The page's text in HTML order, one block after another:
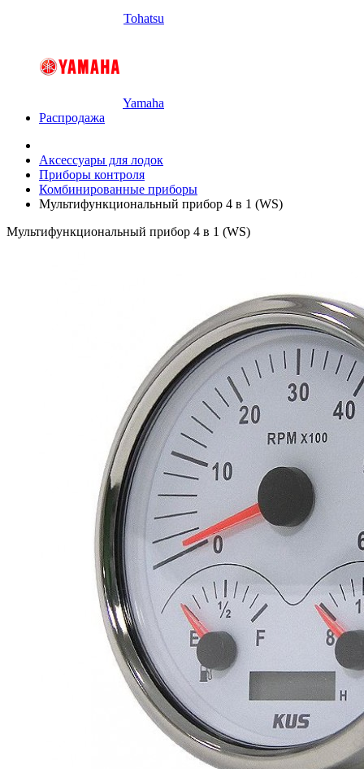
Tohatsu
Yamaha
Распродажа
Аксессуары для лодок
Приборы контроля
Комбинированные приборы
Мультифункциональный прибор 4 в 1 (WS)
Мультифункциональный прибор 4 в 1 (WS)